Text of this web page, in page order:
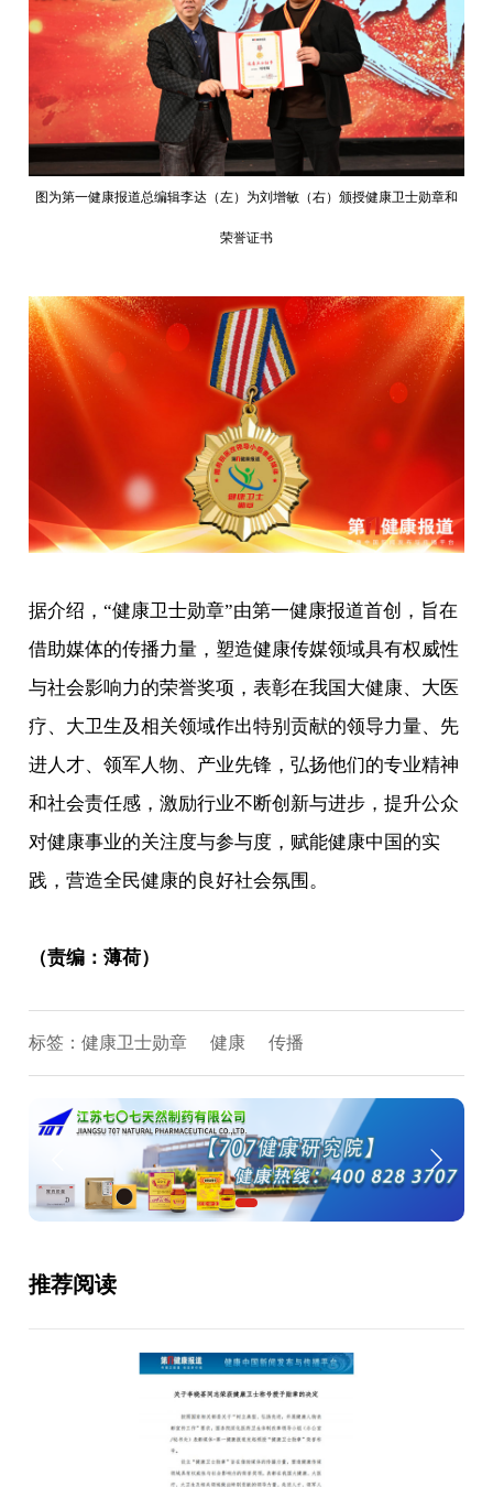
图为第一健康报道总编辑李达（左）为刘增敏（右）颁授健康卫士勋章和
荣誉证书
据介绍，“健康卫士勋章”由第一健康报道首创，旨在
借助媒体的传播力量，塑造健康传媒领域具有权威性
与社会影响力的荣誉奖项，表彰在我国大健康、大医
疗、大卫生及相关领域作出特别贡献的领导力量、先
进人才、领军人物、产业先锋，弘扬他们的专业精神
和社会责任感，激励行业不断创新与进步，提升公众
对健康事业的关注度与参与度，赋能健康中国的实
践，营造全民健康的良好社会氛围。
（责编：薄荷）
标签：健康卫士勋章 健康 传播
推荐阅读